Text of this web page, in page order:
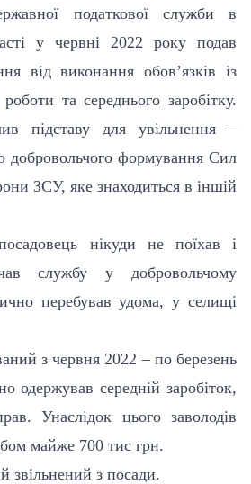
податкової служби в
у червні 2022 року подав
від виконання обов’язків із
та середнього заробітку.
підставу для увільнення –
добровольчого формування Сил
ЗСУ, яке знаходиться в іншій
нікуди не поїхав і
службу у добровольчому
перебував удома, у селищі
з червня 2022 – по березень
одержував середній заробіток,
Унаслідок цього заволодів
майже 700 тис грн.
звільнений з посади.